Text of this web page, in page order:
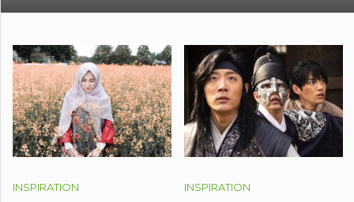
INSPIRATION INSPIRATION